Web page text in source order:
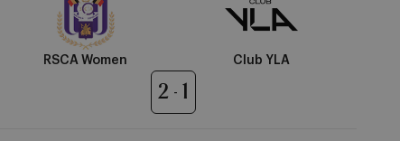
RSCA Women
2 1
Club YLA